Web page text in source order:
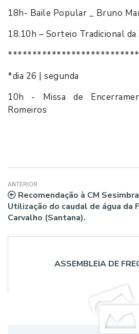
18h- Baile Popular _ Bruno
18.10h – Sorteio Tradicional da
*dia 26 | segunda
10h - Missa de
Romeiros
ANTERIOR
Recomendação à CM
Utilização do caudal de água da
Carvalho (Santana).
ASSEMBLEIA DE